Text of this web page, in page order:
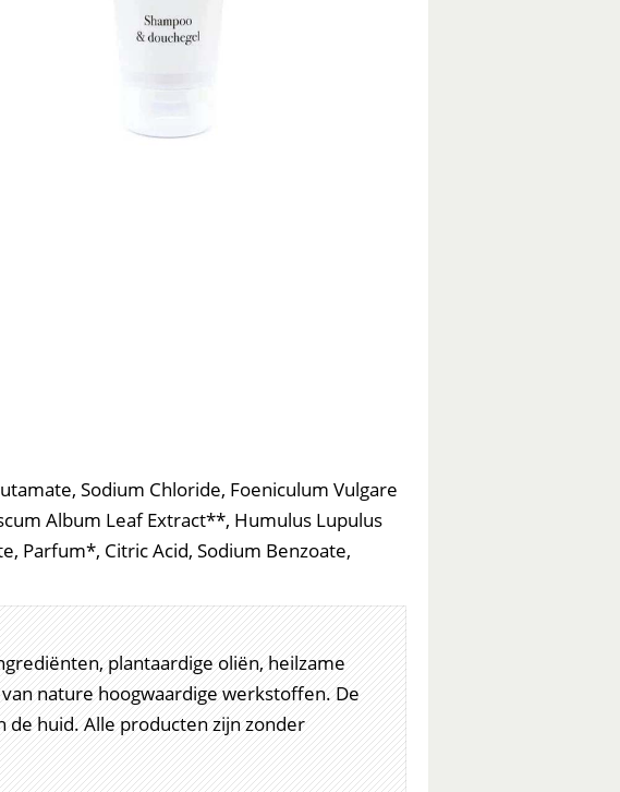
Sodium Chloride, Foeniculum Vulgare
Album Leaf Extract**, Humulus Lupulus
Parfum*, Citric Acid, Sodium Benzoate,
plantaardige oliën, heilzame
nature hoogwaardige werkstoffen. De
huid. Alle producten zijn zonder